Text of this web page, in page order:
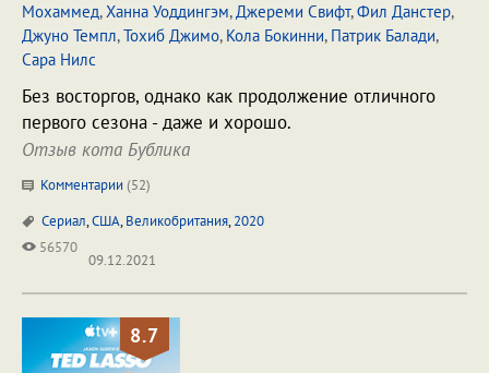
Мохаммед,Ханна Уоддингэм,Джереми Свифт,Фил Данстер,
Джуно Темпл,Тохиб Джимо, Кола Бокинни, Патрик Балади,
Сара Нилс
Без восторгов, однако как продолжение отличного
первого сезона - даже и хорошо.
Отзыв кота Бублика
Комментарии (52)
Сериал,США,Великобритания,2020
56570
09.12.2021
8.7